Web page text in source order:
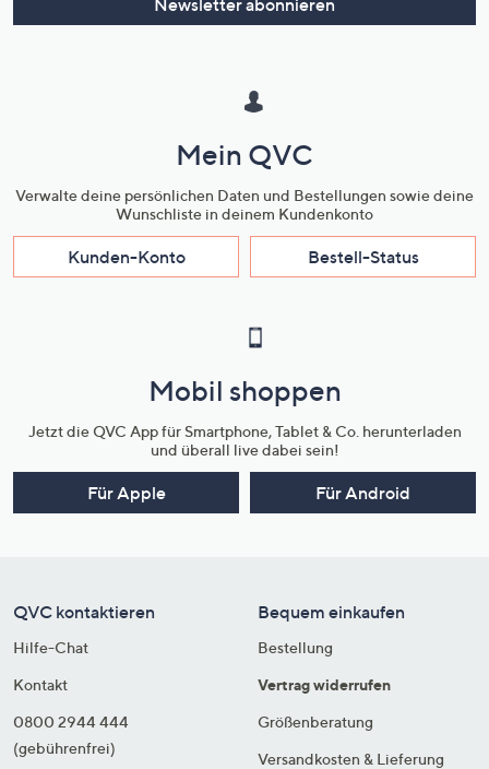
Mein QVC
Verwalte deine persönlichen Daten und Bestellungen sowie deine
Wunschliste in deinem Kundenkonto
Kunden-Konto Bestell-Status
Mobil shoppen
Jetzt die QVC App für Smartphone, Tablet & Co. herunterladen
und überall live dabei sein!
Für Apple Für Android
QVC kontaktieren
Hilfe-Chat
Kontakt
0800 2944 444
(gebührenfrei)
Bequem einkaufen
Bestellung
Vertrag widerrufen
Größenberatung
Versandkosten & Lieferung